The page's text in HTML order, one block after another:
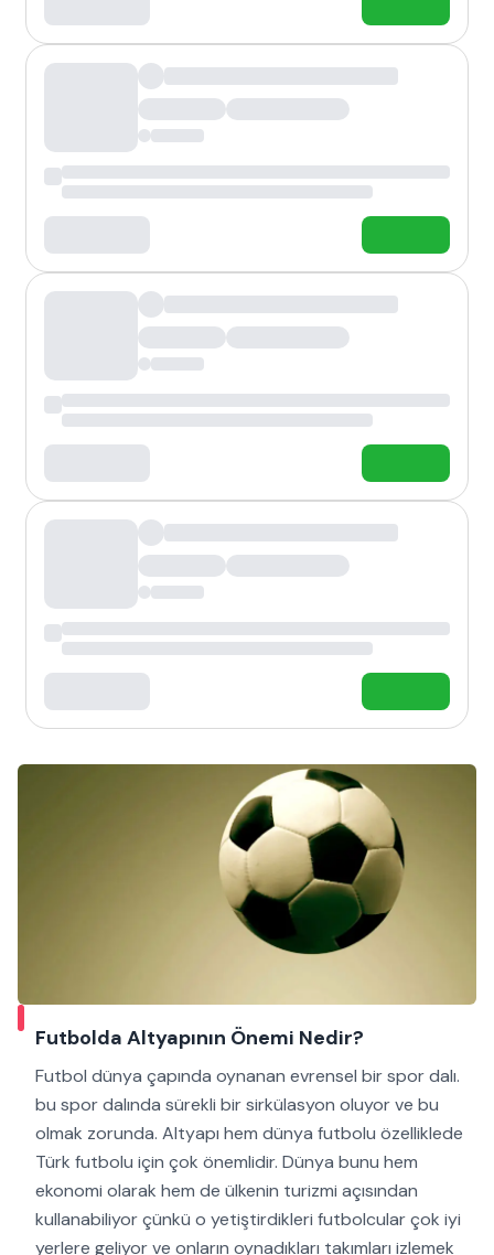
Futbolda Altyapının Önemi Nedir?
Futbol dünya çapında oynanan evrensel bir spor dalı.
bu spor dalında sürekli bir sirkülasyon oluyor ve bu
olmak zorunda. Altyapı hem dünya futbolu özelliklede
Türk futbolu için çok önemlidir. Dünya bunu hem
ekonomi olarak hem de ülkenin turizmi açısından
kullanabiliyor çünkü o yetiştirdikleri futbolcular çok iyi
yerlere geliyor ve onların oynadıkları takımları izlemek